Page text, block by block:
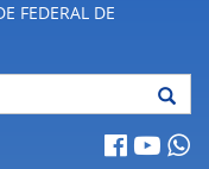
FEDERAL DE